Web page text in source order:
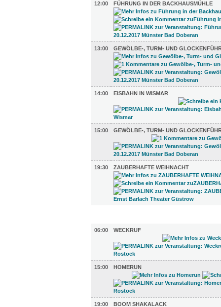
12:00 FÜHRUNG IN DER BACKHAUSMÜHLE
13:00 GEWÖLBE-, TURM- UND
14:00 EISBAHN IN WISMAR
15:00 GEWÖLBE-, TURM- UND
19:30 ZAUBERHAFTE WEIHNACHT
06:00
WECKRUF
15:00 HOMERUN
19:00 BOOM SHAKALACK